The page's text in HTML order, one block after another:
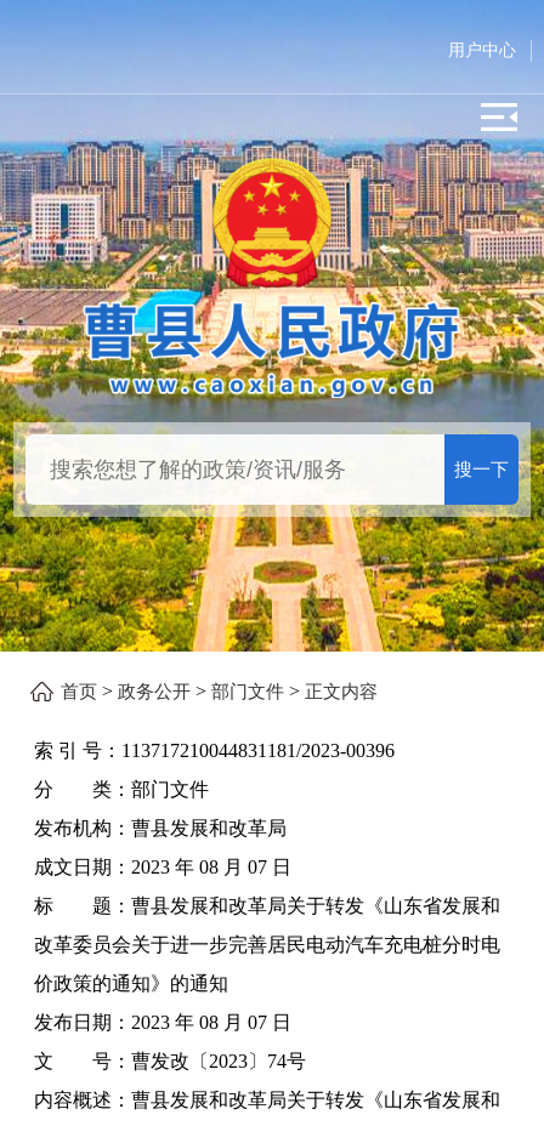
用户中心
搜一下
首页 > 政务公开 > 部门文件 > 正文内容
索 引 号： 113717210044831181/2023-00396
分 类： 部门文件
发布机构： 曹县发展和改革局
成文日期： 2023 年 08 月 07 日
标 题： 曹县发展和改革局关于转发《山东省发展和
改革委员会关于进一步完善居民电动汽车充电桩分时电
价政策的通知》的通知
发布日期： 2023 年 08 月 07 日
文 号： 曹发改〔2023〕74号
内容概述： 曹县发展和改革局关于转发《山东省发展和